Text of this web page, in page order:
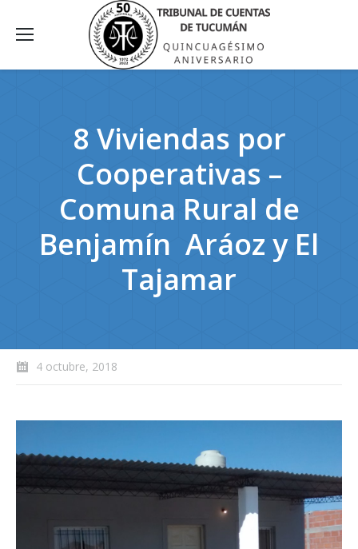
8 Viviendas por
Cooperativas –
Comuna Rural de
Benjamín Aráoz y El
Tajamar
4 octubre, 2018